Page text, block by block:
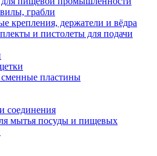
грабли
крепления, держатели и вёдра
и пистолеты для подачи
пластины
соединения
мытья посуды и пищевых